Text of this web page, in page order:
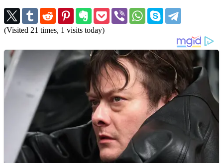
(Visited 21 times, 1 visits today)